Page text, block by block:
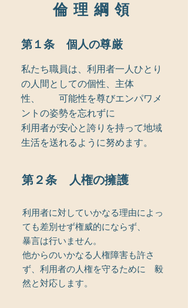
倫理綱領
第１条 個人の尊厳
私たち職員は、利用者一人ひとり
の人間としての個性、主体
性、 可能性を尊びエンパワメ
ントの姿勢を忘れずに
​利用者が安心と誇りを持って地域
生活を送れるように努めます。
第２条 人権の擁護
利用者に対していかなる理由によっ
ても差別せず権威的にならず、
​暴言は行いません。
他からのいかなる人権障害も許さ
ず、利用者の人権を守るために 毅
然と対応します。